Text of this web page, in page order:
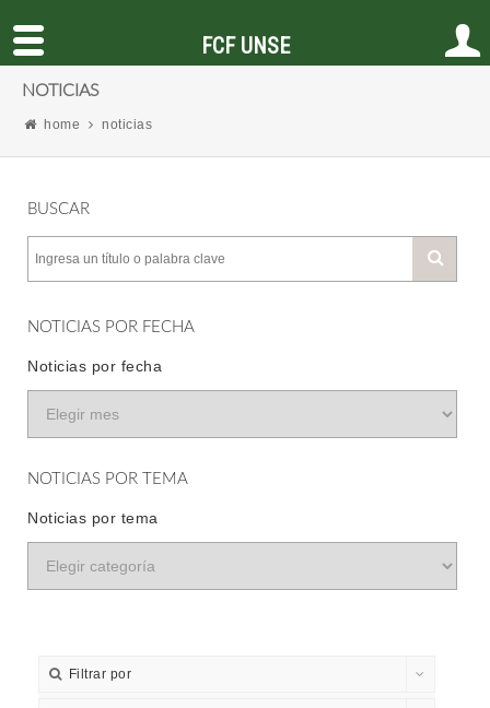
NOTICIAS
home noticias
BUSCAR
NOTICIAS POR FECHA
Noticias por fecha
NOTICIAS POR TEMA
Noticias por tema
Filtrar por
FCF UNSE